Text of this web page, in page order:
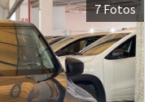
7 Fotos